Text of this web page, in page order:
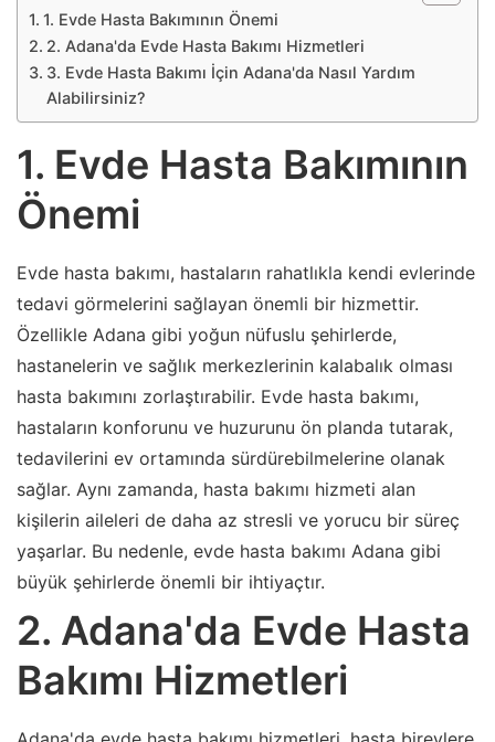
1. Evde Hasta Bakımının Önemi
2. Adana'da Evde Hasta Bakımı Hizmetleri
3. Evde Hasta Bakımı İçin Adana'da Nasıl Yardım
Alabilirsiniz?
1. Evde Hasta Bakımının
Önemi
Evde hasta bakımı, hastaların rahatlıkla kendi evlerinde
tedavi görmelerini sağlayan önemli bir hizmettir.
Özellikle Adana gibi yoğun nüfuslu şehirlerde,
hastanelerin ve sağlık merkezlerinin kalabalık olması
hasta bakımını zorlaştırabilir. Evde hasta bakımı,
hastaların konforunu ve huzurunu ön planda tutarak,
tedavilerini ev ortamında sürdürebilmelerine olanak
sağlar. Aynı zamanda, hasta bakımı hizmeti alan
kişilerin aileleri de daha az stresli ve yorucu bir süreç
yaşarlar. Bu nedenle, evde hasta bakımı Adana gibi
büyük şehirlerde önemli bir ihtiyaçtır.
2. Adana'da Evde Hasta
Bakımı Hizmetleri